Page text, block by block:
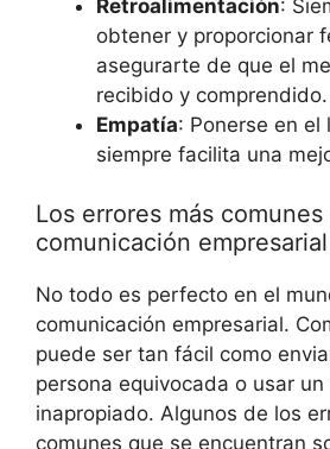
Retroalimentación:
obtener y proporcionar
asegurarte de que el
recibido y comprendido.
Empatía: Ponerse en el
siempre facilita una
Los errores más comunes
comunicación empresarial
No todo es perfecto en el
comunicación empresarial.
puede ser tan fácil como
persona equivocada o usar un
inapropiado. Algunos de los
comunes que se encuentran